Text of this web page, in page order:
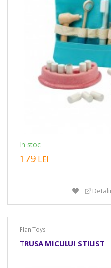
In stoc
179 LEI
Detalii
Plan Toys
TRUSA MICULUI STILIST